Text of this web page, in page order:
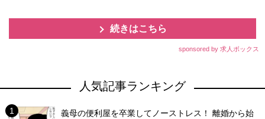
続きはこちら
sponsored by 求人ボックス
人気記事ランキング
義母の便利屋を卒業してノーストレス！ 離婚から始